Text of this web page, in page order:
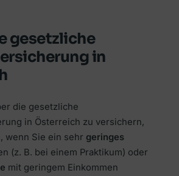
gesetzliche
in
die gesetzliche
in Österreich zu versichern,
wenn Sie ein sehr geringes
(z. B. bei einem Praktikum) oder
mit geringem Einkommen